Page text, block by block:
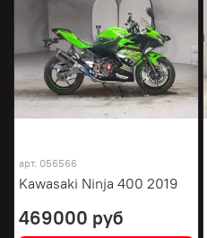
арт. 056566
Kawasaki Ninja 400 2019
469000 руб